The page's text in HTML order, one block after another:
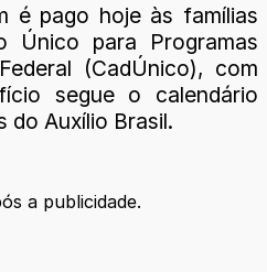
é pago hoje às famílias
Único para Programas
(CadÚnico), com
segue o calendário
do Auxílio Brasil.
a publicidade.